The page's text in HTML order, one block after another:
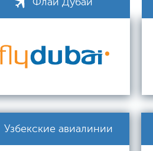
Узбекские авиалинии